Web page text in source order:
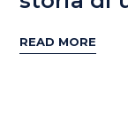
READ MORE